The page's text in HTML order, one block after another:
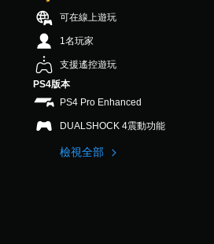
可在線上遊玩
1名玩家
支援遙控遊玩
PS4版本
PS4 Pro Enhanced
DUALSHOCK 4震動功能
檢視全部